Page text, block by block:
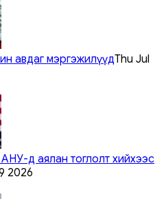
авдаг мэргэжилүүдThu Jul
д аялан тоглолт хийхээс
2026